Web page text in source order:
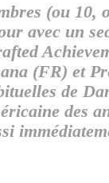
(ou 10,
avec un
(FR) et
de
des